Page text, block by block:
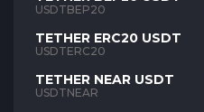
USDTBEP20
TETHER ERC20 USDT
USDTERC20
TETHER NEAR USDT
USDTNEAR